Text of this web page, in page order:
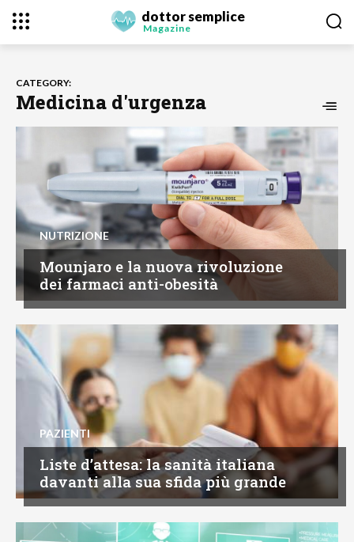
dottor semplice
Magazine
CATEGORY:
Medicina d'urgenza
NUTRIZIONE
Mounjaro e la nuova rivoluzione
dei farmaci anti-obesità
PAZIENTI
Liste d’attesa: la sanità italiana
davanti alla sua sfida più grande